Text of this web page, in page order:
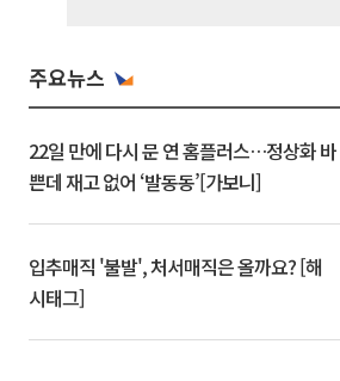
주요뉴스
22일 만에 다시 문 연 홈플러스…정상화 바
쁜데 재고 없어 ‘발동동’[가보니]
입추매직 '불발', 처서매직은 올까요? [해
시태그]